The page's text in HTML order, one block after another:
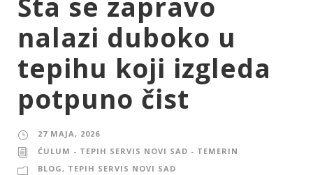
nalazi duboko u
tepihu koji izgleda
potpuno čist
27 MAJA, 2026
ĆULUM - TEPIH SERVIS NOVI SAD - TEMERIN
BLOG, TEPIH SERVIS NOVI SAD